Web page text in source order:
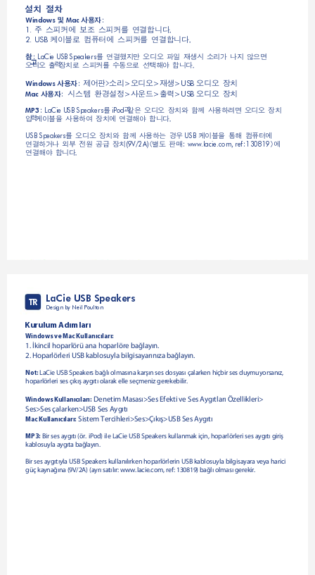
ৣು!஥౛
Windows ࣭ Mac হଵஂ;
1. ௜!ก೟૫!஼!ก೟࡞!૶֩ฏ܏ܙ/
2. USB ೩୴ࠨ!೤෵ോ૫!ก೟࡞!૶֩ฏ܏ܙ/
ౠֵ; LaCie USB Speakers࡞!૶֩น௼ࡰ!ଊގଊ!ච୷!ஏ৏!ࡦթ!ڌ௼!શୠࢡ!
ଊގଊ!ತࠜ!஍ುࠨ!ก೟࡞!ݝୠࠨ!ৡുฒો!ฏ܏ܙ/
Windows হଵஂ; ஬૚ඣ?ࡦ > ଊގଊ> ஏ৏ >USB ଊގଊ!஍ು
Mac হଵஂ; !൙!็֮ৣப > হସރ > ತࠜ >USB ଊގଊ!஍ು
MP3 ; LaCie USB Speakers࡞ iPodׂ!ոୢ!ଊގଊ!஍ುଗ!ฎض!হଵฉࠛࢡ!ଊގଊ!஍ು!
୼ࠜ!೩୴ୣ!হଵฉ૳!஍ು૫!૶֩ฒો!ฏ܏ܙ/
USB Speakers࡞!ଊގଊ!஍ುଗ!ฎض!হଵฉ܂!֮ଶ USB ೩୴ୣ!൩ฒ!೤෵ോ૫!
૶֩ฉ֍ڌ!ଦ!தୂ!׀؄!஍ು (9V/2A) )ݓ!ඣࡽ ; www.lacie.com, ref ; 130819 *૫!
૶֩ฒો!ฏ܏ܙ/
LaCie USB Speakers
TR
Design by Neil Poulton
Kurulum Adımları
Windows ve Mac Kullanıcıları:
1. İkincil hoparlörü ana hoparlöre bağlayın.
2. Hoparlörleri USB kablosuyla bilgisayarınıza bağlayın.
Not: LaCie USB Speakers bağlı olmasına karşın ses dosyası çalarken hiçbir ses duymuyorsanız,
hoparlörleri ses çıkış aygıtı olarak elle seçmeniz gerekebilir.
Windows Kullanıcıları: Denetim Masası>Ses Efekti ve Ses Aygıtları Özellikleri>
Ses>Ses çalarken>USB Ses Aygıtı
Mac Kullanıcıları: Sistem Tercihleri>Ses>Çıkış>USB Ses Aygıtı
MP3: Bir ses aygıtı (ör. iPod) ile LaCie USB Speakers kullanmak için, hoparlörleri ses aygıtı giriş
kablosuyla aygıta bağlayın.
Bir ses aygıtıyla USB Speakers kullanılırken hoparlörlerin USB kablosuyla bilgisayara veya harici
güç kaynağına (9V/2A) (ayrı satılır: www.lacie.com, ref: 130819) bağlı olması gerekir.